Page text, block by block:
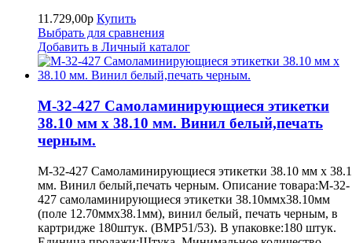
11.729,00р Купить
Выбрать для сравнения
Добавить в Личный каталог
M-32-427 Самоламинирующиеся этикетки
38.10 мм х 38.10 мм. Винил белый,печать
черным.
M-32-427 Самоламинирующиеся этикетки 38.10 мм х
мм. Винил белый,печать черным. Описание товара:M-32-
427 самоламинирующиеся этикетки 38.10ммх38.10мм
(поле 12.70ммх38.1мм), винил белый, печать черным, в
картридже 180штук. (BMP51/53). В упаковке:180 штук.